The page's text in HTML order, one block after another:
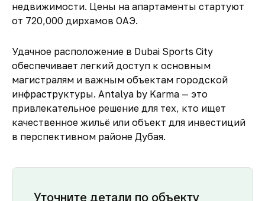
недвижимости. Цены на апартаменты стартуют
от 720,000 дирхамов ОАЭ.
Удачное расположение в Dubai Sports City
обеспечивает легкий доступ к основным
магистралям и важным объектам городской
инфраструктуры. Antalya by Karma — это
привлекательное решение для тех, кто ищет
качественное жильё или объект для инвестиций
в перспективном районе Дубая.
Уточните детали по объекту